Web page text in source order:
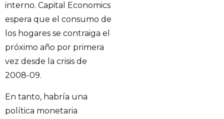
interno. Capital Economics
espera que el consumo de
los hogares se contraiga el
próximo año por primera
vez desde la crisis de
2008-09.
En tanto, habría una
política monetaria